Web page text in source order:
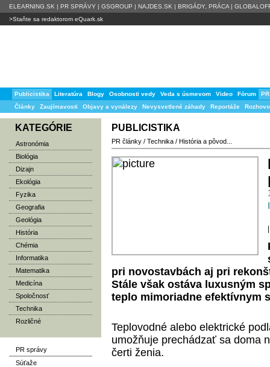
ELEARNING.SK | PR SPRÁVY | GSGROUP | NAJDES.SK | BRIGÁDY, PRÁCA |
>Staňte sa redaktorom eQuark.sk
Publicistika
Články
Zaujímavosti Objavy a vynálezy Nevysvetlené záhady Reportáže
Literatúra Blogy Osobnosti vedy Veda s úsmevom Video Fórum
KATEGÓRIE
Astronómia
Biológia
Dizajn
Ekológia
Fyzika
Geografia
Geológia
História
Chémia
Informatika
Matematika
Medicína
Spoločnosť
Technika
Rozličné
PR správy
Súťaže
PUBLICISTIKA
PR články / Technika / História a pôvod...
pri novostavbách aj pri
Stále však ostáva luxusným
teplo mimoriadne efektívnym
Teplovodné alebo elektrické
umožňuje prechádzať sa doma
čerti ženia.